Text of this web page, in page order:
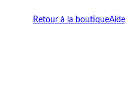
Retour à la boutiqueAide